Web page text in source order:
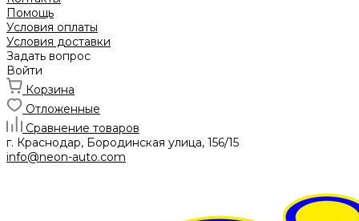
Помощь
Условия оплаты
Условия доставки
Задать вопрос
Войти
Корзина
Отложенные
Сравнение товаров
г. Краснодар, Бородинская улица, 156/15
info@neon-auto.com